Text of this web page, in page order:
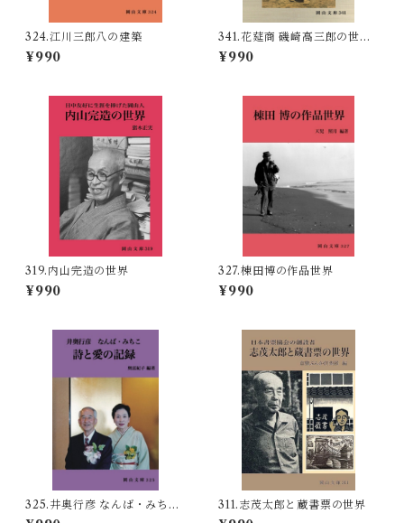
324.江川三郎八の建築
¥990
341.花莚商 磯崎高三郎の世界
―製莚所２代目所主の奮闘と
挫折―
¥990
319.内山完造の世界
¥990
327.棟田博の作品世界
¥990
325.井奥行彦 なんば・みちこ
詩と愛の記録
311.志茂太郎と蔵書票の世界